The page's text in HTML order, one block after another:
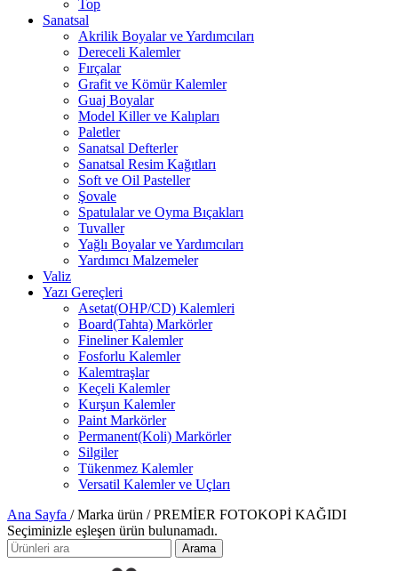
Top
Sanatsal
Akrilik Boyalar ve Yardımcıları
Dereceli Kalemler
Fırçalar
Grafit ve Kömür Kalemler
Guaj Boyalar
Model Killer ve Kalıpları
Paletler
Sanatsal Defterler
Sanatsal Resim Kağıtları
Soft ve Oil Pasteller
Şovale
Spatulalar ve Oyma Bıçakları
Tuvaller
Yağlı Boyalar ve Yardımcıları
Yardımcı Malzemeler
Valiz
Yazı Gereçleri
Asetat(OHP/CD) Kalemleri
Board(Tahta) Markörler
Fineliner Kalemler
Fosforlu Kalemler
Kalemtraşlar
Keçeli Kalemler
Kurşun Kalemler
Paint Markörler
Permanent(Koli) Markörler
Silgiler
Tükenmez Kalemler
Versatil Kalemler ve Uçları
Ana Sayfa / Marka ürün / PREMİER FOTOKOPİ KAĞIDI
Seçiminizle eşleşen ürün bulunamadı.
Arama